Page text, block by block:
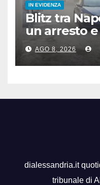
IN EVIDENZA
Blitz tra
un arresto
AGO 8, 2026
dialessandria.it
tribunale di